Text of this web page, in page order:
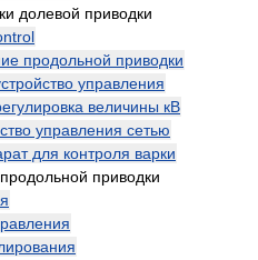
долевой приводки
продольной приводки
управления
величины кВ
управления сетью
для контроля варки
приводки